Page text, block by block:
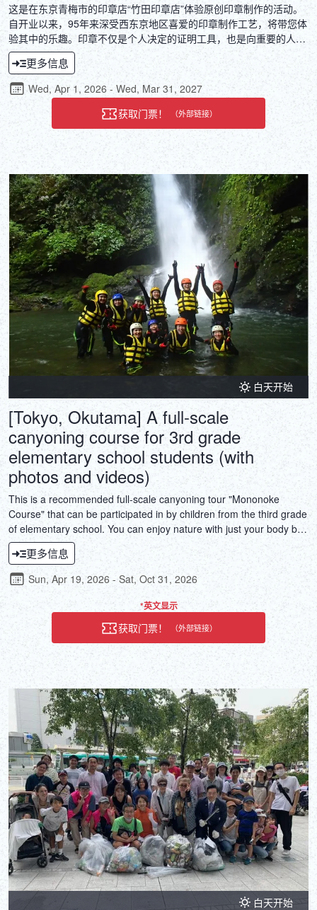
这是在东京青梅市的印章店“竹田印章店”体验原创印章制作的活动。
自开业以来，95年来深受西东京地区喜爱的印章制作工艺，将带您体
验其中的乐趣。印章不仅是个人决定的证明工具，也是向重要的人传
达心意的方式。沉浸在其中，忘记时间的流逝，制作的印章将成为独
一无二的艺术品。享受刻上印章的悠闲时光，感受印章的魅力，印章
上蕴含着您自己的心意和愿望。
更多信息
Wed, Apr 1, 2026 - Wed, Mar 31, 2027
获取门票！
（外部链接）
白天开始
[Tokyo, Okutama] A full-scale
canyoning course for 3rd grade
elementary school students (with
photos and videos)
This is a recommended full-scale canyoning tour "Mononoke
Course" that can be participated in by children from the third grade
of elementary school. You can enjoy nature with just your body by
sliding down the rock face in the natural valley, jumping from the
rock wall into the river, and using special rope work to slide down a
natural 80-degree vertical waterfall. This is a full-scale canyoning
tour that is full of thrills and is very popular.
更多信息
Sun, Apr 19, 2026 - Sat, Oct 31, 2026
*英文显示
获取门票！ （外部链接）
白天开始